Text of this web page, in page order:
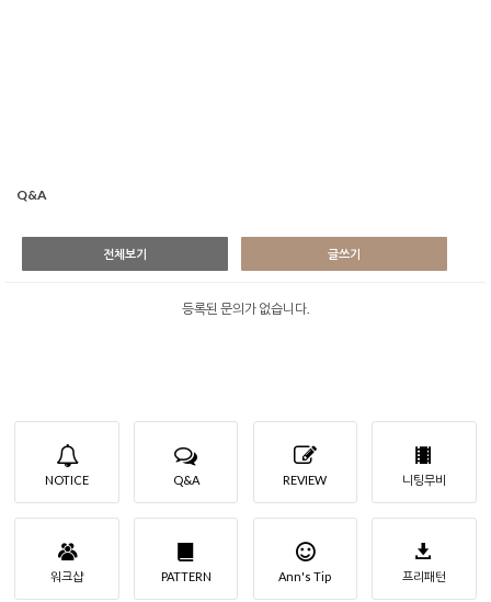
Q&A
전체보기 글쓰기
등록된 문의가 없습니다.
NOTICE Q&A REVIEW 니팅무비
워크샵 PATTERN Ann's Tip 프리패턴